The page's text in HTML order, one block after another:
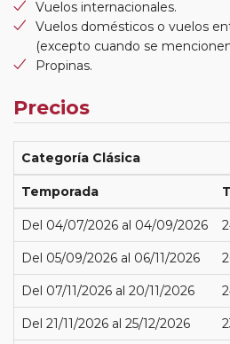
Vuelos internacionales.
Vuelos domésticos o vuelos
(excepto cuando se
Propinas.
Precios
Categoría Clásica
Temporada
Del 04/07/2026 al 04/09/2026
Del 05/09/2026 al 06/11/2026
Del 07/11/2026 al 20/11/2026
Del 21/11/2026 al 25/12/2026